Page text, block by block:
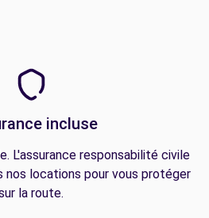
incluse
L'assurance responsabilité civile
locations pour vous protéger
la route.